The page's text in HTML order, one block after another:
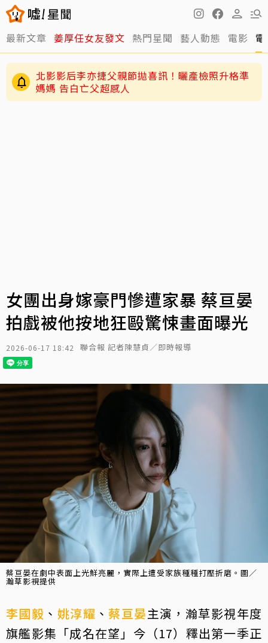
最新文章 姜厚任女友發文 熱門星聞 藝人動態 電影
北影影后李亦捷父親節拋喜訊！曬產檢照升格準
媽媽 告白亡父超感人
女團出身嫁豪門慘遭家暴 蔡亘晏
拍戲被他按地狂毆驚悚畫面曝光
2026-06-17 18:42 聯合報 記者陳慧貞／即時報導
蔡亘晏在劇中表面上光鮮亮麗，實際上遭受家族種種打壓折磨。圖／
瀚草影視提供
李國毅 、 姚淳耀 、蔡亘晏主演，瀚草影視年度
旗艦影集「成名在望」今（17）釋出第一季正